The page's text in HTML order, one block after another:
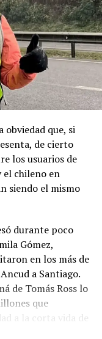
los hechos, no se
de su partido ni
de 1883 se produjo
Magallanes, donde
a bordo de la
tomaron posesión
la bandera
parte de Chile.
obviedad que, si
de cierto
los usuarios de
el chileno en
siendo el mismo
durante poco
Gómez,
en los más de
a Santiago.
de Tomás Ross lo
que
a la corta vida de